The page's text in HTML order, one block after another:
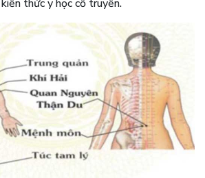
thức y học cổ truyền.